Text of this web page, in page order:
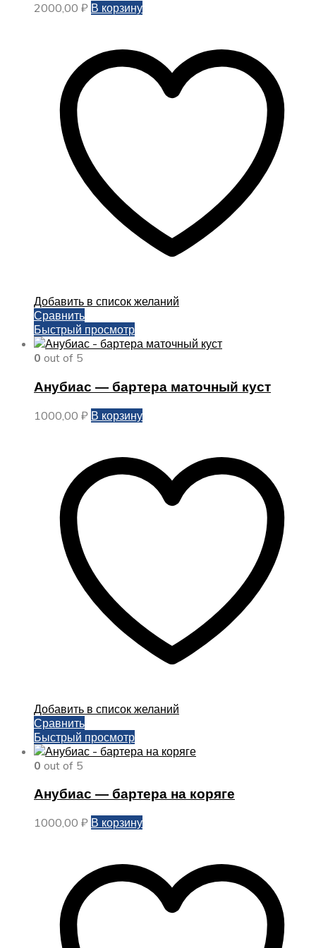
2000,00 ₽ В корзину
Добавить в список желаний
Сравнить
Быстрый просмотр
0 out of 5
Анубиас — бартера маточный куст
1000,00 ₽ В корзину
Добавить в список желаний
Сравнить
Быстрый просмотр
0 out of 5
Анубиас — бартера на коряге
1000,00 ₽ В корзину